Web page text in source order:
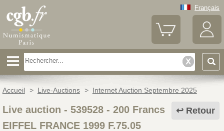
Français
Accueil > Live-Auctions > Internet Auction Septembre 2025
Retour
Live auction - 539528- 200 Francs
EIFFEL FRANCE 1999 F.75.05